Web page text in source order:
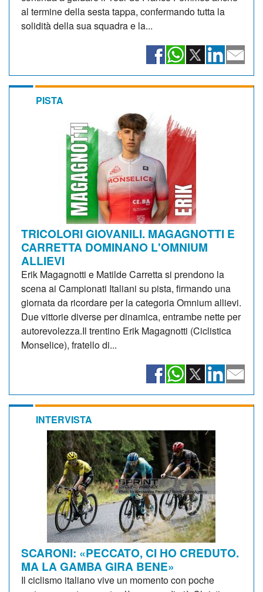
al termine della sesta tappa, confermando tutta la
solidità della sua squadra e la...
PISTA
TRICOLORI GIOVANILI. MAGAGNOTTI E
CARRETTA DOMINANO L'OMNIUM
ALLIEVI
Erik Magagnotti e Matilde Carretta si prendono la
scena ai Campionati Italiani su pista, firmando una
giornata da ricordare per la categoria Omnium allievi.
Due vittorie diverse per dinamica, entrambe nette per
autorevolezza.Il trentino Erik Magagnotti (Ciclistica
Monselice), fratello di...
INTERVISTA
SCARONI: «PECCATO, CI HO CREDUTO.
MA LA GAMBA GIRA BENE»
Il ciclismo italiano vive un momento con poche